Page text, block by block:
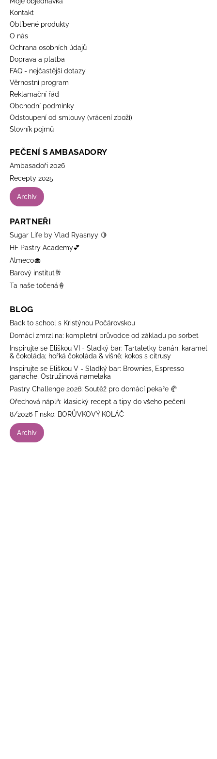
Kontakt
Oblíbené produkty
O nás
Ochrana osobních údajů
Doprava a platba
FAQ - nejčastější dotazy
Věrnostní program
Reklamační řád
Obchodní podmínky
Odstoupení od smlouvy (vrácení zboží)
Slovník pojmů
PEČENÍ S AMBASADORY
Ambasadoři 2026
Recepty 2025
Archiv
PARTNEŘI
Sugar Life by Vlad Ryasnyy 🍋
HF Pastry Academy💕
Almeco🧁
Barový institut🥂
Ta naše točená🍦
BLOG
Back to school s Kristýnou Počárovskou
Domácí zmrzlina: kompletní průvodce od základu po sorbet
Inspirujte se Eliškou VI - Sladký bar: Tartaletky banán, karamel
& čokoláda; hořká čokoláda & višně; kokos s citrusy
Inspirujte se Eliškou V - Sladký bar: Brownies, Espresso
ganache, Ostružinová namelaka
Pastry Challenge 2026: Soutěž pro domácí pekaře 🥐
Ořechová náplň: klasický recept a tipy do všeho pečení
8/2026 Finsko: BORŮVKOVÝ KOLÁČ
Archiv